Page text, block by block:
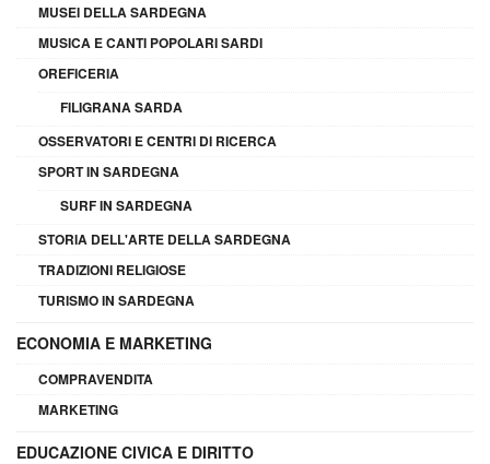
MUSEI DELLA SARDEGNA
MUSICA E CANTI POPOLARI SARDI
OREFICERIA
FILIGRANA SARDA
OSSERVATORI E CENTRI DI RICERCA
SPORT IN SARDEGNA
SURF IN SARDEGNA
STORIA DELL'ARTE DELLA SARDEGNA
TRADIZIONI RELIGIOSE
TURISMO IN SARDEGNA
ECONOMIA E MARKETING
COMPRAVENDITA
MARKETING
EDUCAZIONE CIVICA E DIRITTO